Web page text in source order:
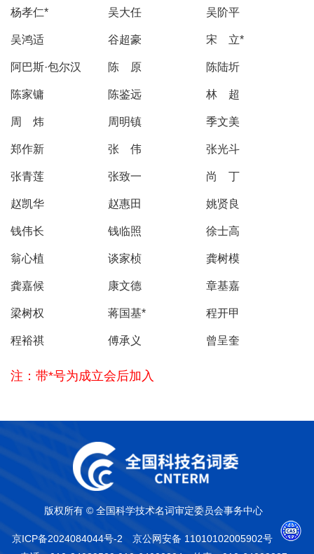
杨孝仁* 吴大任 吴阶平
吴鸿适 谷超豪 宋 立*
阿巴斯·包尔汉 陈 原 陈陆圻
陈家镛 陈鉴远 林 超
周 炜 周明镇 季文美
郑作新 张 伟 张光斗
张青莲 张致一 尚 丁
赵凯华 赵惠田 姚贤良
钱伟长 钱临照 徐士高
翁心植 谈家桢 龚树模
龚嘉候 康文德 章基嘉
梁树权 蒋国基* 程开甲
程裕祺 傅承义 曾呈奎
注：带*号为成立会后加入
版权所有 © 全国科学技术名词审定委员会事务中心
京ICP备2024084044号-2
京公网安备 11010102005902号